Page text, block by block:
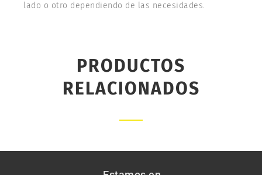
lado o otro dependiendo de las necesidades.
PRODUCTOS
RELACIONADOS